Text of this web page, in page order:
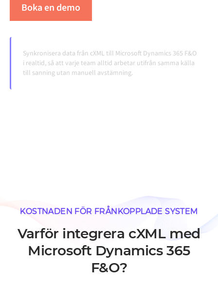
Boka en demo
Synkronisera data från cXML till Microsoft Dynamics 365 F&O
i realtid, så att varje team alltid arbetar utifrån samma källa
till sanning utan manuell avstämning.
KOSTNADEN FÖR FRÅNKOPPLADE SYSTEM
Varför integrera cXML med
Microsoft Dynamics 365
F&O?